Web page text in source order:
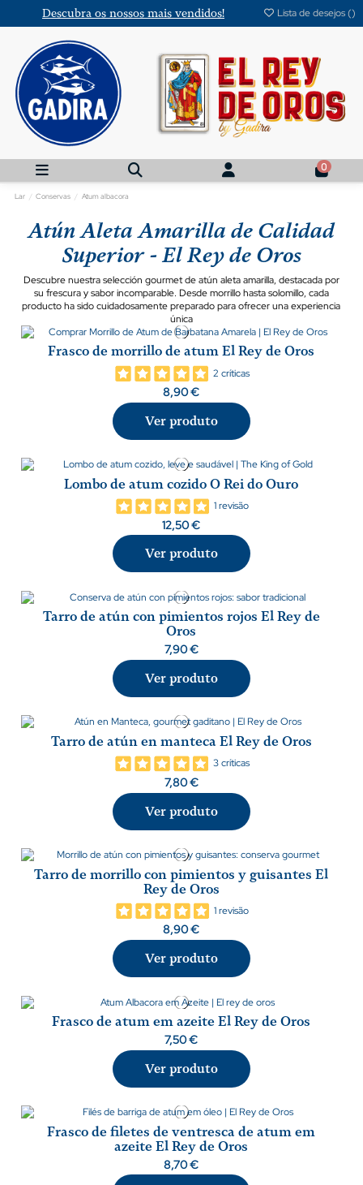
Descubra os nossos mais vendidos! Lista de desejos ()
0
Lar Conservas Atum albacora
Atún Aleta Amarilla de Calidad
Superior - El Rey de Oros
Descubre nuestra selección gourmet de atún aleta amarilla, destacada por
su frescura y sabor incomparable. Desde morrillo hasta solomillo, cada
producto ha sido cuidadosamente preparado para ofrecer una experiencia
única
Frasco de morrillo de atum El Rey de Oros
2 críticas
8,90 €
Ver produto
Lombo de atum cozido O Rei do Ouro
1 revisão
12,50 €
Ver produto
Tarro de atún con pimientos rojos El Rey de
Oros
7,90 €
Ver produto
Tarro de atún en manteca El Rey de Oros
3 críticas
7,80 €
Ver produto
Tarro de morrillo con pimientos y guisantes El
Rey de Oros
1 revisão
8,90 €
Ver produto
Frasco de atum em azeite El Rey de Oros
7,50 €
Ver produto
Frasco de filetes de ventresca de atum em
azeite El Rey de Oros
8,70 €